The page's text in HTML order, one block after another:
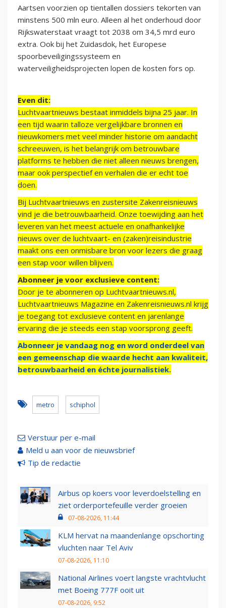
Aartsen voorzien op tientallen dossiers tekorten van
minstens 500 mln euro. Alleen al het onderhoud door
Rijkswaterstaat vraagt tot 2038 om 34,5 mrd euro
extra. Ook bij het Zuidasdok, het Europese
spoorbeveiligingssysteem en
waterveiligheidsprojecten lopen de kosten fors op.
Even dit:
Luchtvaartnieuws bestaat inmiddels bijna 25 jaar. In
een tijd waarin talloze vergelijkbare bronnen en
nieuwkomers met veel minder historie om aandacht
schreeuwen, is het belangrijk om betrouwbare
platforms te hebben die niet alleen nieuws brengen,
maar ook perspectief en verhalen die er echt toe
doen.
Bij Luchtvaartnieuws en zustersite Zakenreisnieuws
vind je die betrouwbaarheid. Onze toewijding aan het
leveren van het meest actuele en onafhankelijke
nieuws over de luchtvaart- en (zaken)reisindustrie
maakt ons een onmisbare bron voor lezers die graag
een stap voor willen blijven.
Abonneer je voor exclusieve content:
Door je te abonneren op Luchtvaartnieuws.nl,
Luchtvaartnieuws Magazine en Zakenreisnieuws.nl krijg
je toegang tot exclusieve content en jarenlange
ervaring die je steeds een stap voorsprong geeft.
Abonneer je vandaag nog en word onderdeel van
een gemeenschap die waarde hecht aan kwaliteit,
betrouwbaarheid en échte journalistiek.
metro schiphol
Verstuur per e-mail
Meld u aan voor de nieuwsbrief
Tip de redactie
Airbus op koers voor leverdoelstelling en
ziet orderportefeuille verder groeien
07-08-2026, 11:44
KLM hervat na maandenlange opschorting
vluchten naar Tel Aviv
07-08-2026, 11:10
National Airlines voert langste vrachtvlucht
met Boeing 777F ooit uit
07-08-2026, 9:52